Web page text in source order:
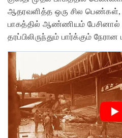
ஆதரவளித்த ஒரு சில
பாகத்தில் ஆண்ணியம் பேசினால்
தரப்பிலிருந்தும் பார்க்கும்